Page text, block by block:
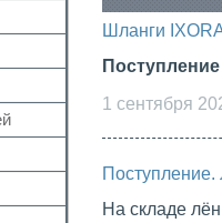
Шланги
1 сентября
На складе